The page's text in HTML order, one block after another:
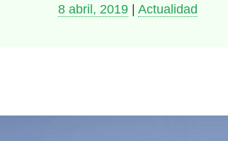
8 abril, 2019| Actualidad